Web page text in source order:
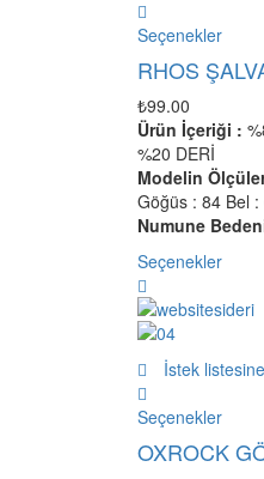
Seçenekler
RHOS
₺99.00
Ürün İçeriği :
%20 DERİ
Modelin
Göğüs : 84 Bel
Numune
Seçenekler
İstek
Seçenekler
OXROCK